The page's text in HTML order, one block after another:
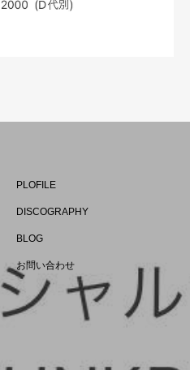
PLOFILE
DISCOGRAPHY
BLOG
お問い合わせ